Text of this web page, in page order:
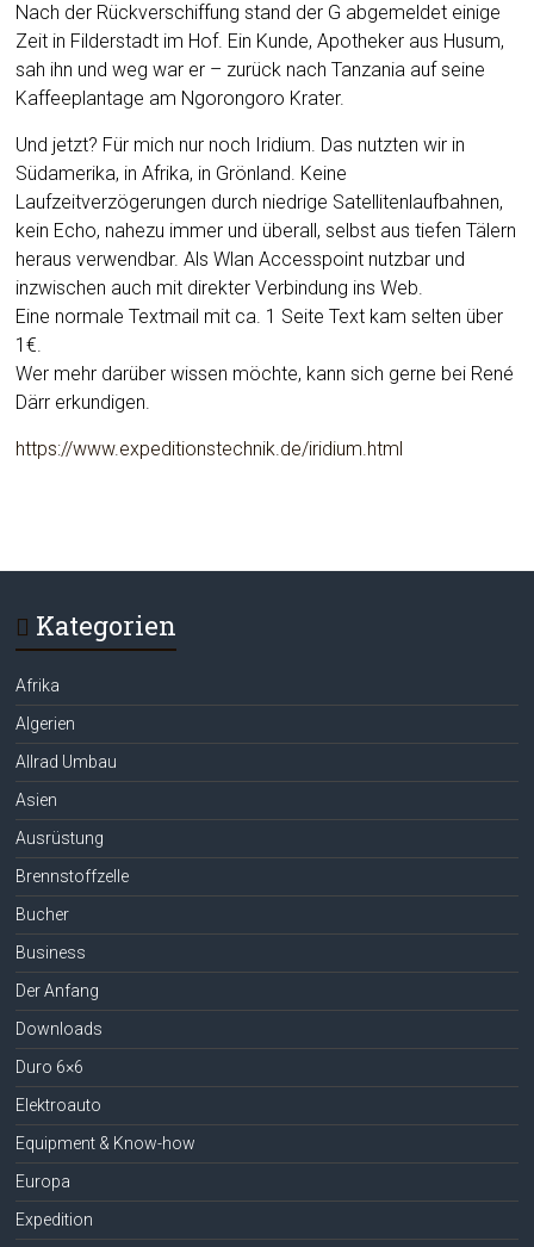
Nach der Rückverschiffung stand der G abgemeldet einige
Zeit in Filderstadt im Hof. Ein Kunde, Apotheker aus Husum,
sah ihn und weg war er – zurück nach Tanzania auf seine
Kaffeeplantage am Ngorongoro Krater.
Und jetzt? Für mich nur noch Iridium. Das nutzten wir in
Südamerika, in Afrika, in Grönland. Keine
Laufzeitverzögerungen durch niedrige Satellitenlaufbahnen,
kein Echo, nahezu immer und überall, selbst aus tiefen Tälern
heraus verwendbar. Als Wlan Accesspoint nutzbar und
inzwischen auch mit direkter Verbindung ins Web.
Eine normale Textmail mit ca. 1 Seite Text kam selten über
1€.
Wer mehr darüber wissen möchte, kann sich gerne bei René
Därr erkundigen.
https://www.expeditionstechnik.de/iridium.html
Kategorien
Afrika
Algerien
Allrad Umbau
Asien
Ausrüstung
Brennstoffzelle
Bucher
Business
Der Anfang
Downloads
Duro 6×6
Elektroauto
Equipment & Know-how
Europa
Expedition